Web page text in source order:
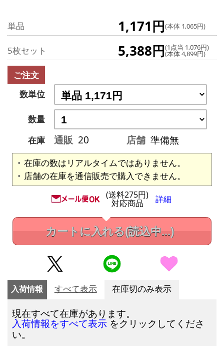
単品 1,171円(本体 1,065円)
5枚セット 5,388円(1点当 1,076円)
(本体 4,899円)
ご注文
数単位
数量
在庫
通販 20 店舗 準備無
在庫の数はリアルタイムではありません。
店舗の在庫を通信販売で購入できません。
(送料275円)
対応商品 詳細
カートに入れる(読込中...)
入荷情報 すべて表示 在庫切のみ表示
現在すべて在庫があります。
入荷情報をすべて表示 をクリックしてくださ
い。